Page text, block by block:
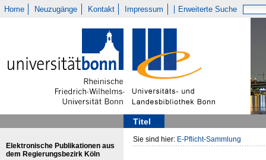
Home Neuzugänge Kontakt Impressum Erweiterte Suche
Titel
Elektronische Publikationen aus
dem Regierungsbezirk Köln
Sie sind hier: E-Pflicht-Sammlung